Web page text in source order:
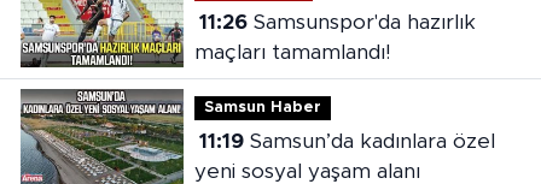
11:26Samsunspor'da hazırlık
maçları tamamlandı!
Samsun Haber
11:19Samsun’da kadınlara özel
yeni sosyal yaşam alanı